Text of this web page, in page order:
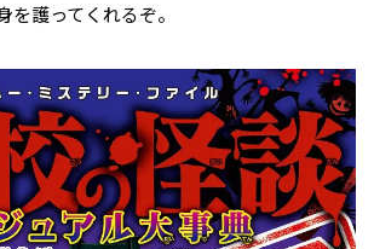
護ってくれるぞ。